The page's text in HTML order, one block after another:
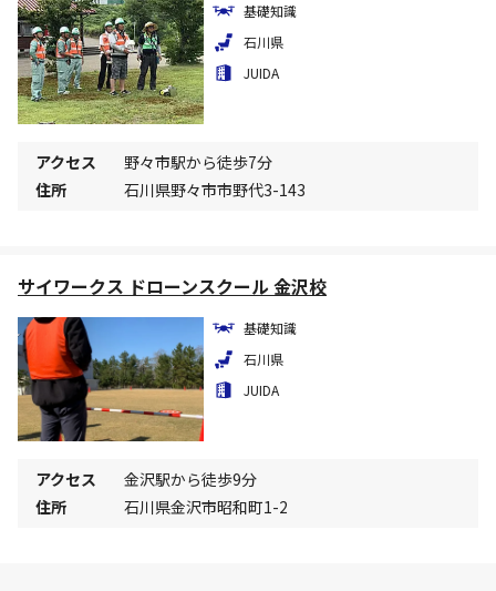
基礎知識
石川県
JUIDA
アクセス
野々市駅から徒歩7分
住所
石川県野々市市野代3-143
サイワークス ドローンスクール 金沢校
基礎知識
石川県
JUIDA
アクセス
金沢駅から徒歩9分
住所
石川県金沢市昭和町1-2